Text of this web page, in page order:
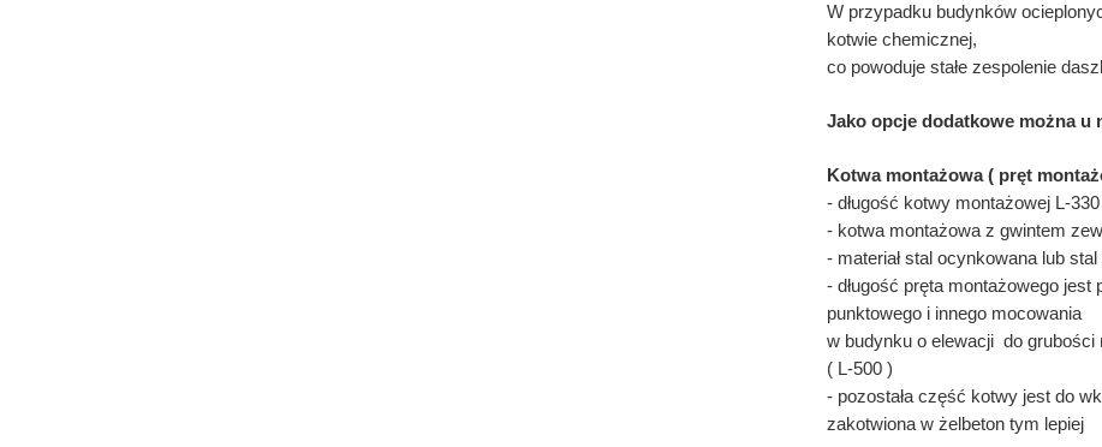
W przypadku budynków
kotwie chemicznej,
co powoduje stałe zespolenie
Jako opcje dodatkowe można u
Kotwa montażowa ( pręt
- długość kotwy montażowej L-
- kotwa montażowa z gwintem
- materiał stal ocynkowana lub
- długość pręta montażowego
punktowego i innego mocowania
w budynku o elewacji do
( L-500 )
- pozostała część kotwy jest do
zakotwiona w żelbeton tym lepiej